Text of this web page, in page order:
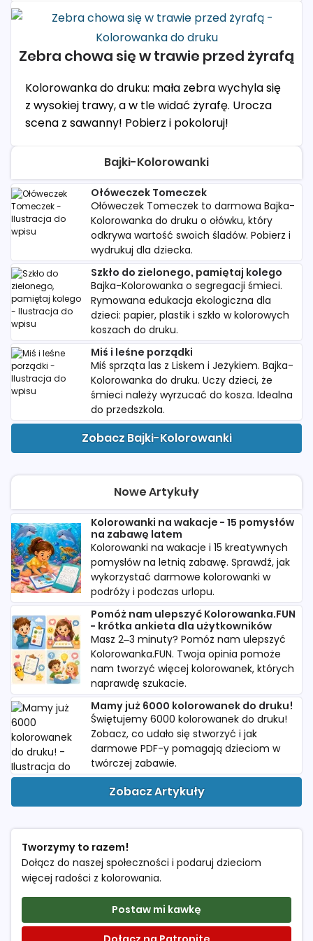
Zebra chowa się w trawie przed żyrafą
Kolorowanka do druku: mała zebra wychyla się
z wysokiej trawy, a w tle widać żyrafę. Urocza
scena z sawanny! Pobierz i pokoloruj!
Bajki-Kolorowanki
Ołóweczek Tomeczek
Ołóweczek Tomeczek to darmowa Bajka-
Kolorowanka do druku o ołówku, który
odkrywa wartość swoich śladów. Pobierz i
wydrukuj dla dziecka.
Szkło do zielonego, pamiętaj kolego
Bajka-Kolorowanka o segregacji śmieci.
Rymowana edukacja ekologiczna dla
dzieci: papier, plastik i szkło w kolorowych
koszach do druku.
Miś i leśne porządki
Miś sprząta las z Liskem i Jeżykiem. Bajka-
Kolorowanka do druku. Uczy dzieci, że
śmieci należy wyrzucać do kosza. Idealna
do przedszkola.
Zobacz Bajki-Kolorowanki
Nowe Artykuły
Kolorowanki na wakacje - 15 pomysłów
na zabawę latem
Kolorowanki na wakacje i 15 kreatywnych
pomysłów na letnią zabawę. Sprawdź, jak
wykorzystać darmowe kolorowanki w
podróży i podczas urlopu.
Pomóż nam ulepszyć Kolorowanka.FUN
- krótka ankieta dla użytkowników
Masz 2–3 minuty? Pomóż nam ulepszyć
Kolorowanka.FUN. Twoja opinia pomoże
nam tworzyć więcej kolorowanek, których
naprawdę szukacie.
Mamy już 6000 kolorowanek do druku!
Świętujemy 6000 kolorowanek do druku!
Zobacz, co udało się stworzyć i jak
darmowe PDF-y pomagają dzieciom w
twórczej zabawie.
Zobacz Artykuły
Tworzymy to razem!
Dołącz do naszej społeczności i podaruj dzieciom
więcej radości z kolorowania.
Postaw mi kawkę